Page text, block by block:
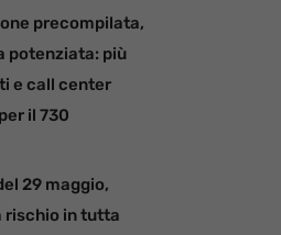
precompilata,
potenziata: più
e call center
il 730
29 maggio,
rischio in tutta